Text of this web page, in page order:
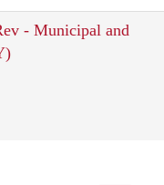
- Municipal and